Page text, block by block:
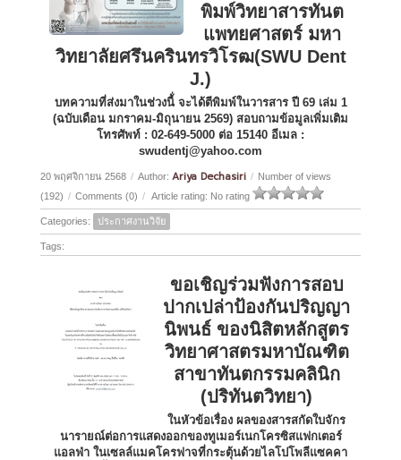
พิมพ์วิทยาสารทันต
แพทยศาสตร์ มหา
วิทยาลัยศรึนครินทรวิโรฒ(SWU Dent
J.)
บทความที่ส่งมาในช่วงนี้่ จะได้ตีพิมพ์ในวารสาร ปี 69 เล่ม 1
(ฉบับเดือน มกราคม-มิถุนายน 2569) สอบถามข้อมูลเพิ่มเติม
โทรศัพท์ : 02-649-5000 ต่อ 15140 อีเมล :
swudentj@yahoo.com
20 พฤศจิกายน 2568 / Author: Ariya Dechasiri / Number of views
(192) / Comments (0) / Article rating: No rating
Categories: ประกาศงานวิจัย
Tags:
ขอเชิญร่วมฟังการสอบ
ปากเปล่าป้องกันปริญญา
นิพนธ์ ของนิสิตหลักสูตร
วิทยาศาสตรมหาบัณฑิต
สาขาทันตกรรมคลินิก
(ปริทันตวิทยา)
ในหัวข้อเรื่อง ผลของสารสกัดใบจักร
นารายณ์ต่อการแสดงออกของทูเมอร์เนกโครซิสแฟกเตอร์
แอลฟ่า ในเซลล์แมคโครฟาจที่กระตุ้นด้วยไลโปโพลีแซคคา